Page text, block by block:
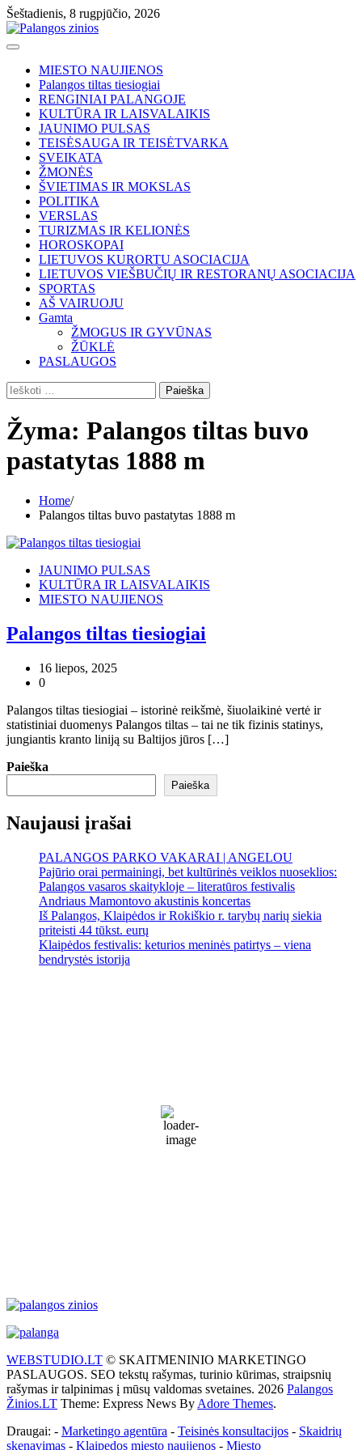
Skip
to
content
Šeštadienis, 8 rugpjūčio, 2026
MIESTO NAUJIENOS
Palangos tiltas tiesiogiai
RENGINIAI PALANGOJE
KULTŪRA IR LAISVALAIKIS
JAUNIMO PULSAS
TEISĖSAUGA IR TEISĖTVARKA
SVEIKATA
ŽMONĖS
ŠVIETIMAS IR MOKSLAS
POLITIKA
VERSLAS
TURIZMAS IR KELIONĖS
HOROSKOPAI
LIETUVOS KURORTU ASOCIACIJA
LIETUVOS VIEŠBUČIŲ IR RESTORANŲ ASOCIACIJA
SPORTAS
AŠ VAIRUOJU
Gamta
ŽMOGUS IR GYVŪNAS
ŽŪKLĖ
PASLAUGOS
Ieškoti:
Žyma: Palangos tiltas buvo
pastatytas 1888 m
Home
Palangos tiltas buvo pastatytas 1888 m
JAUNIMO PULSAS
KULTŪRA IR LAISVALAIKIS
MIESTO NAUJIENOS
Palangos tiltas tiesiogiai
16 liepos, 2025
0
Palangos tiltas tiesiogiai – istorinė reikšmė, šiuolaikinė vertė ir
statistiniai duomenys Palangos tiltas – tai ne tik fizinis statinys,
jungiantis kranto liniją su Baltijos jūros […]
Paieška
Paieška
Naujausi įrašai
PALANGOS PARKO VAKARAI | ANGELOU
Pajūrio orai permainingi, bet kultūrinės veiklos nuoseklios:
Palangos vasaros skaitykloje – literatūros festivalis
Andriaus Mamontovo akustinis koncertas
Iš Palangos, Klaipėdos ir Rokiškio r. tarybų narių siekia
priteisti 44 tūkst. eurų
Klaipėdos festivalis: keturios meninės patirtys – viena
bendrystės istorija
71 %
WEBSTUDIO.LT © SKAITMENINIO MARKETINGO
PASLAUGOS. SEO tekstų rašymas, turinio kūrimas, straipsnių
rašymas ir talpinimas į mūsų valdomas svetaines. 2026 Palangos
Žinios.LT Theme: Express News By Adore Themes.
Draugai: - Marketingo agentūra - Teisinės konsultacijos - Skaidrių
skenavimas - Klaipedos miesto naujienos - Miesto